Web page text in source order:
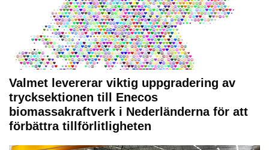
Valmet levererar viktig uppgradering av
trycksektionen till Enecos
biomassakraftverk i Nederländerna för att
förbättra tillförlitligheten